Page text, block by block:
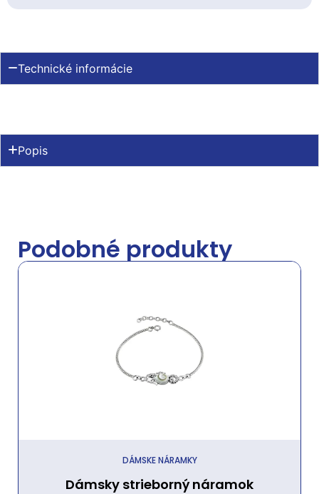
Technické informácie
Popis
Podobné produkty
DÁMSKE NÁRAMKY
Dámsky strieborný náramok